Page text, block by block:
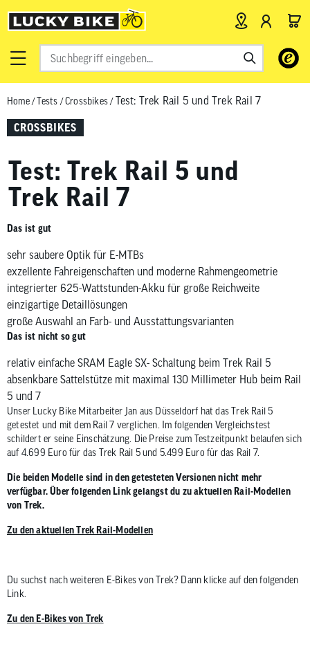
Verwende
Pfeile
die
zu
gelangen.
von
Home/Tests /Crossbikes/Test: Trek Rail 5 und Trek Rail 7
CROSSBIKES
Test: Trek Rail 5 und
Trek Rail 7
Das ist gut
sehr saubere Optik für E-MTBs
exzellente Fahreigenschaften und moderne Rahmengeometrie
integrierter 625-Wattstunden-Akku für große Reichweite
einzigartige Detaillösungen
große Auswahl an Farb- und Ausstattungsvarianten
Das ist nicht so gut
relativ einfache SRAM Eagle SX- Schaltung beim Trek Rail 5
absenkbare Sattelstütze mit maximal 130 Millimeter Hub beim Rail
5 und 7
Unser Lucky Bike Mitarbeiter Jan aus Düsseldorf hat das Trek Rail 5
getestet und mit dem Rail 7 verglichen. Im folgenden Vergleichstest
schildert er seine Einschätzung. Die Preise zum Testzeitpunkt belaufen sich
auf 4.699 Euro für das Trek Rail 5 und 5.499 Euro für das Rail 7.
Die beiden Modelle sind in den getesteten Versionen nicht mehr
verfügbar. Über folgenden Link gelangst du zu aktuellen Rail-Modellen
von Trek.
Zu den aktuellen Trek Rail-Modellen
Du suchst nach weiteren E-Bikes von Trek? Dann klicke auf den folgenden
Link.
Zu den E-Bikes von Trek